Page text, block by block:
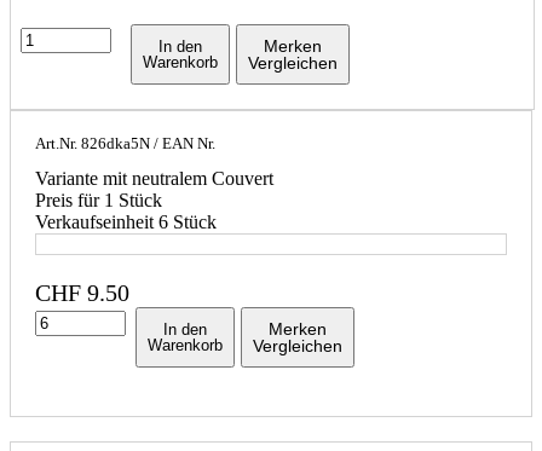
In den
Warenkorb
Merken
Vergleichen
Art.Nr. 826dka5N / EAN Nr.
Variante mit neutralem Couvert
Preis für 1 Stück
Verkaufseinheit 6 Stück
CHF 9.50
In den
Warenkorb
Merken
Vergleichen